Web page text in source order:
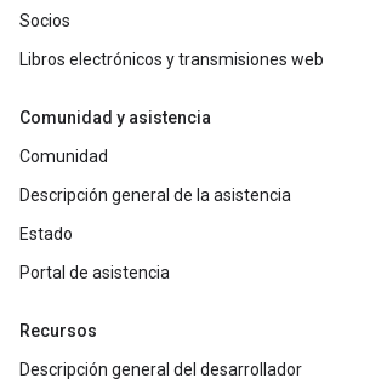
Socios
Libros electrónicos y transmisiones web
Comunidad y asistencia
Comunidad
Descripción general de la asistencia
Estado
Portal de asistencia
Recursos
Descripción general del desarrollador